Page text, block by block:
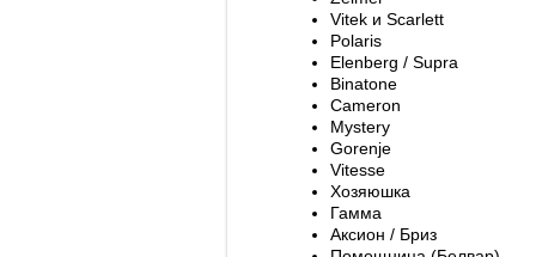
Vitek и Scarlett
Polaris
Elenberg / Supra
Binatone
Cameron
Mystery
Gorenje
Vitesse
Хозяюшка
Гамма
Аксион / Бриз